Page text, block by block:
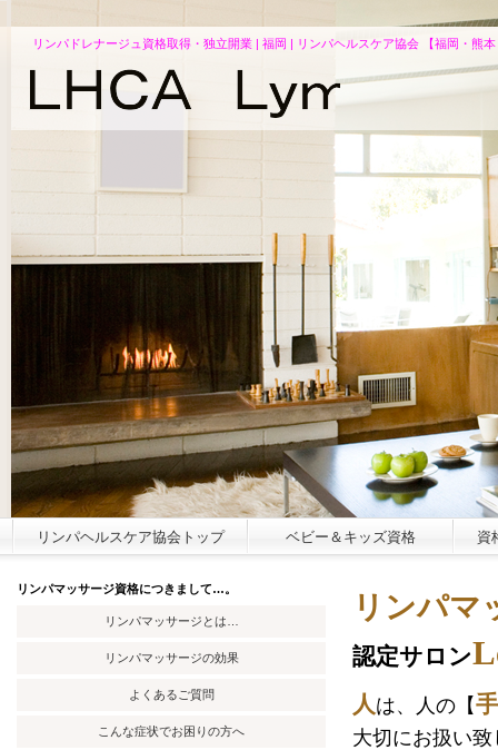
リンパドレナージュ資格取得・独立開業 | 福岡 | リンパヘルスケア協会 【福岡・熊
リンパマ
認定サロン
人 は、 人の【
大切にお扱い
リンパヘルスケア協会トップ ベビー＆キッズ資格 資
リンパマッサージ資格につきまして…。
リンパマッサージとは…
リンパマッサージの効果
よくあるご質問
こんな症状でお困りの方へ